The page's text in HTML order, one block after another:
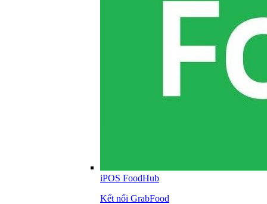
iPOS FoodHub
Kết nối GrabFood